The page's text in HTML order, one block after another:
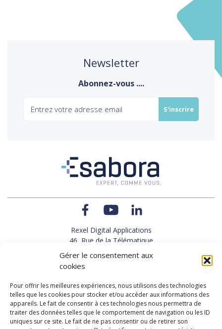
Gérer le consentement aux
cookies
Pour offrir les meilleures expériences, nous utilisons des technologies
telles que les cookies pour stocker et/ou accéder aux informations des
appareils. Le fait de consentir à ces technologies nous permettra de
traiter des données telles que le comportement de navigation ou les ID
uniques sur ce site. Le fait de ne pas consentir ou de retirer son
Newsletter
Abonnez-vous ....
Rexel Digital Applications
46, Rue de la Télématique
Le Polygone 42000 SAINT-ETIENNE
TEL : 33(0)4 77 92 28 60
FAX : 33(0)4 77 92 28 61
SUPPORT : 33(0)4 69 68 82 10
NOUS CONTACTER